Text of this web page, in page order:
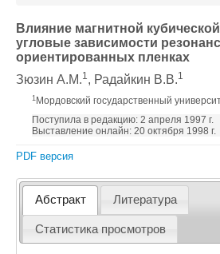
Влияние магнитной
угловые зависимости
ориентированных пленках
Зюзин А.М.1, Радайкин В.В.1
1 Мордовский государственный
Поступила в редакцию: 2 апреля 1997 г.
Выставление онлайн: 20 октября 1998 г.
PDF версия
Абстракт Литература
Статистика просмотров